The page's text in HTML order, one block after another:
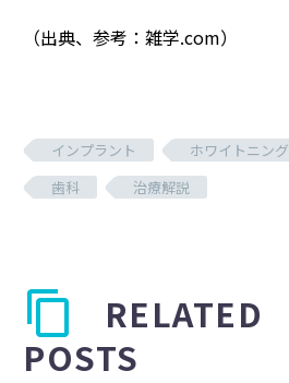
（出典、参考：雑学.com）
インプラント ホワイトニング
歯科
治療解説
RELATED
POSTS